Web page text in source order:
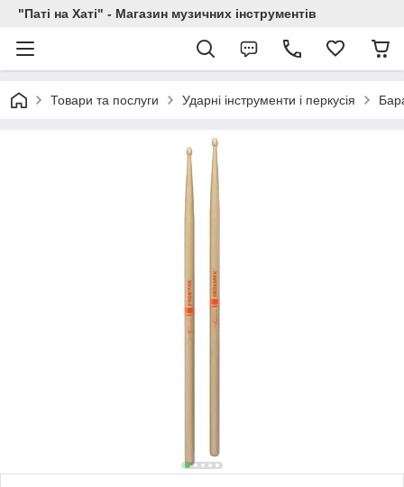
"Паті на Хаті" - Магазин музичних інструментів
Товари та послуги Ударні інструменти і перкусія